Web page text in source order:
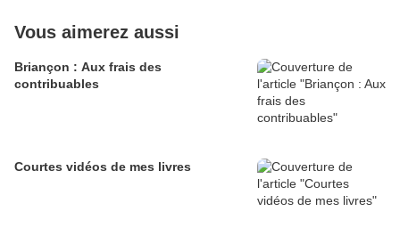
Vous aimerez aussi
Briançon : Aux frais des
contribuables
Courtes vidéos de mes livres